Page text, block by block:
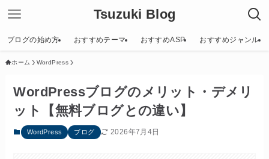
Tsuzuki Blog
ブログの始め方 おすすめテーマ おすすめASP おすすめジャンル
ホーム WordPress
WordPressブログのメリット・デメリ
ット【無料ブログとの違い】
WordPress ブログ 2026年7月4日